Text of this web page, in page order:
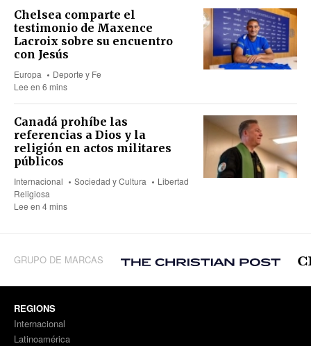
Chelsea comparte el
testimonio de Maxence
Lacroix sobre su encuentro
con Jesús
Europa
Deporte y Fe
Lee en 6 mins
Canadá prohíbe las
referencias a Dios y la
religión en actos militares
públicos
Internacional Sociedad y Cultura
Libertad
Religiosa
Lee en 4 mins
GRUPO DE MARCAS
REGIONS
Internacional
Latinoamérica